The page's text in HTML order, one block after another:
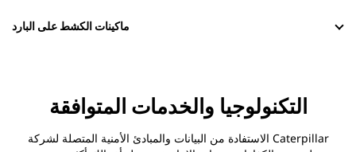
ماكينات الكشط على البارد
التكنولوجيا والخدمات المتوافقة
الاستفادة من البيانات والمبادئ الأمنية المتصلة لشركة Caterpillar